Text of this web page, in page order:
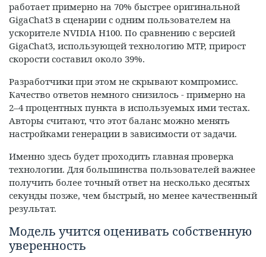
работает примерно на 70% быстрее оригинальной
GigaChat3 в сценарии с одним пользователем на
ускорителе NVIDIA H100. По сравнению с версией
GigaChat3, использующей технологию MTP, прирост
скорости составил около 39%.
Разработчики при этом не скрывают компромисс.
Качество ответов немного снизилось - примерно на
2–4 процентных пункта в используемых ими тестах.
Авторы считают, что этот баланс можно менять
настройками генерации в зависимости от задачи.
Именно здесь будет проходить главная проверка
технологии. Для большинства пользователей важнее
получить более точный ответ на несколько десятых
секунды позже, чем быстрый, но менее качественный
результат.
Модель учится оценивать собственную
уверенность